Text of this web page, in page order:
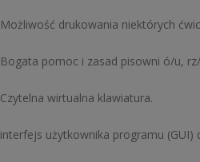
Możliwość drukowania niektórych
Bogata pomoc i zasad pisowni ó/u,
Czytelna wirtualna klawiatura.
interfejs użytkownika programu (GUI)